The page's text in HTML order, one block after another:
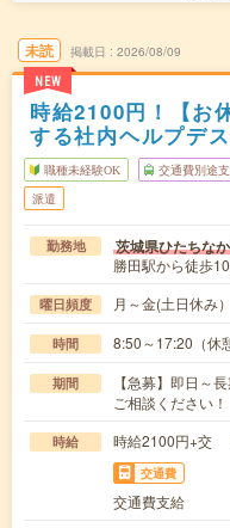
未読
NEW
掲載日 2026/08/09
時給2100円！【お
する社内ヘルプデ
職種未経験OK 交通費別途
派遣
勤務地 茨城県ひたちな
勝田駅から徒歩
曜日頻度 月～金(土日休み）
時間 8:50～17:20（
期間
【急募】即日～
ご相談ください！
時給 時給2100円+交
交通費
交通費支給